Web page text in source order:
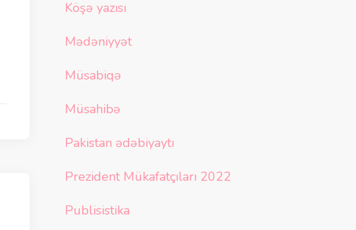
Köşə yazısı
Mədəniyyət
Müsabiqə
Müsahibə
Pakistan ədəbiyaytı
Prezident Mükafatçıları 2022
Publisistika